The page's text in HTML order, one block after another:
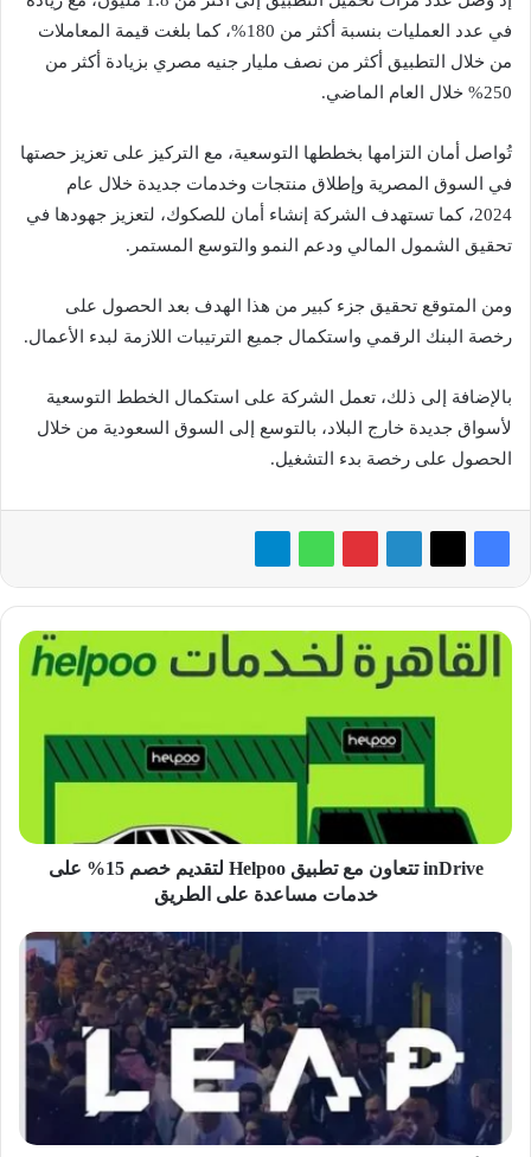
في عدد العمليات بنسبة أكثر من 180%، كما بلغت قيمة المعاملات
من خلال التطبيق أكثر من نصف مليار جنيه مصري بزيادة أكثر من
250% خلال العام الماضي.
تُواصل أمان التزامها بخططها التوسعية، مع التركيز على تعزيز حصتها
في السوق المصرية وإطلاق منتجات وخدمات جديدة خلال عام
2024، كما تستهدف الشركة إنشاء أمان للصكوك، لتعزيز جهودها في
تحقيق الشمول المالي ودعم النمو والتوسع المستمر.
ومن المتوقع تحقيق جزء كبير من هذا الهدف بعد الحصول على
رخصة البنك الرقمي واستكمال جميع الترتيبات اللازمة لبدء الأعمال.
بالإضافة إلى ذلك، تعمل الشركة على استكمال الخطط التوسعية
لأسواق جديدة خارج البلاد، بالتوسع إلى السوق السعودية من خلال
الحصول على رخصة بدء التشغيل.
inDrive
تتعاون
على
خدمات
الطريق
inDrive تتعاون مع تطبيق Helpoo لتقديم خصم 15% على
خدمات مساعدة على الطريق
أهم
من
«ليب»